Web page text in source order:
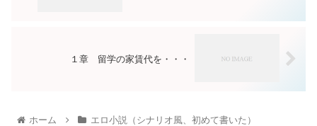
１章 留学の家賃代を・・・
ホーム エロ小説（シナリオ風、初めて書いた）